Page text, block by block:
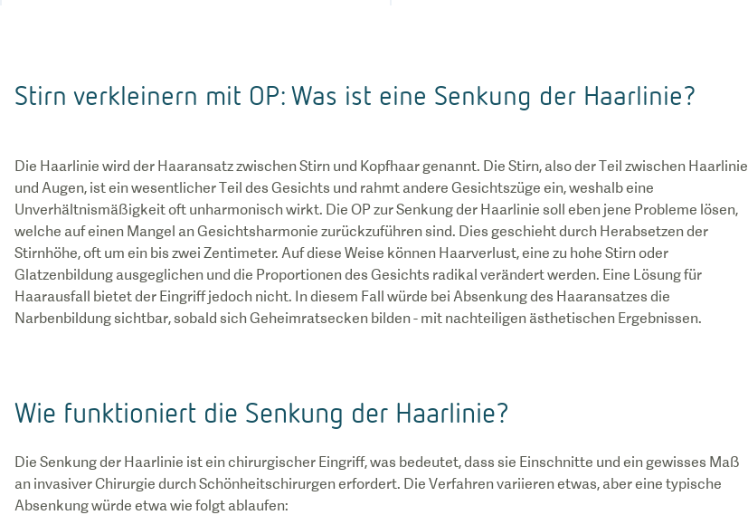
Stirn verkleinern mit OP: Was ist eine Senkung der Haarlinie?
Die Haarlinie wird der Haaransatz zwischen Stirn und Kopfhaar genannt. Die Stirn, also der Teil zwischen Haarlinie
und Augen, ist ein wesentlicher Teil des Gesichts und rahmt andere Gesichtszüge ein, weshalb eine
Unverhältnismäßigkeit oft unharmonisch wirkt. Die OP zur Senkung der Haarlinie soll eben jene Probleme lösen,
welche auf einen Mangel an Gesichtsharmonie zurückzuführen sind. Dies geschieht durch Herabsetzen der
Stirnhöhe, oft um ein bis zwei Zentimeter. Auf diese Weise können Haarverlust, eine zu hohe Stirn oder
Glatzenbildung ausgeglichen und die Proportionen des Gesichts radikal verändert werden. Eine Lösung für
Haarausfall bietet der Eingriff jedoch nicht. In diesem Fall würde bei Absenkung des Haaransatzes die
Narbenbildung sichtbar, sobald sich Geheimratsecken bilden - mit nachteiligen ästhetischen Ergebnissen.
Wie funktioniert die Senkung der Haarlinie?
Die Senkung der Haarlinie ist ein chirurgischer Eingriff, was bedeutet, dass sie Einschnitte und ein gewisses Maß
an invasiver Chirurgie durch Schönheitschirurgen erfordert. Die Verfahren variieren etwas, aber eine typische
Absenkung würde etwa wie folgt ablaufen: